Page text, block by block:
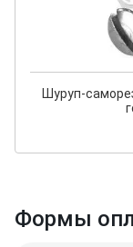
Шуруп-
Формы